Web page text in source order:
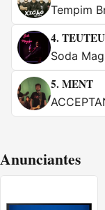
Tempim
4. TEUTEU
Soda
5. MENT
Anunciantes